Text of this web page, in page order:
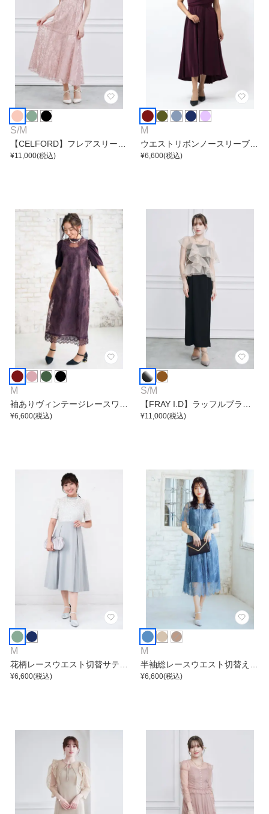
S/M
【CELFORD】フレアスリーブ
レースマーメイドワンピース
¥11,000(税込)
M
ウエストリボンノースリーブワ
ンピース
¥6,600(税込)
M
袖ありヴィンテージレースワン
ピース
¥6,600(税込)
S/M
【FRAY I.D】ラッフルブラウ
スセットワンピース
¥11,000(税込)
M
花柄レースウエスト切替サテン
ワンピース
¥6,600(税込)
M
半袖総レースウエスト切替えは
しごレースワンピース
¥6,600(税込)